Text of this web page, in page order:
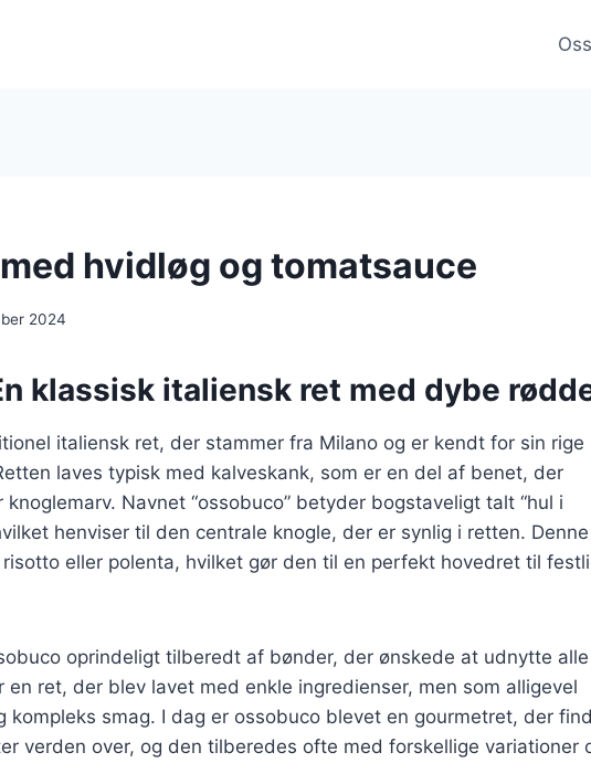
hvidløg og tomatsauce
2024
klassisk italiensk ret med dybe
italiensk ret, der stammer fra Milano og er kendt for sin rige
laves typisk med kalveskank, som er en del af benet, der
Navnet “ossobuco” betyder bogstaveligt talt “hul i
henviser til den centrale knogle, der er synlig i retten.
eller polenta, hvilket gør den til en perfekt hovedret til
oprindeligt tilberedt af bønder, der ønskede at udnytte alle
en ret, der blev lavet med enkle ingredienser, men som alligevel
kompleks smag. I dag er ossobuco blevet en gourmetret, der
verden over, og den tilberedes ofte med forskellige variationer